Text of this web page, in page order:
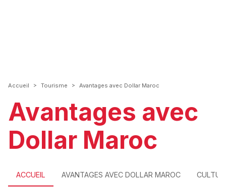
Accueil > Tourisme > Avantages avec Dollar Maroc
Avantages avec
Dollar Maroc
ACCUEIL AVANTAGES AVEC DOLLAR MAROC